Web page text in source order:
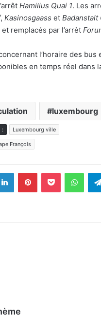
Hamilius Quai 1. Les
, Kasinosgaass et Badanstalt
remplacés par l’arrêt
l’horaire des bus
en temps réel dans
luxembourg
: Luxembourg ville
François
LinkedinPinterestPocket